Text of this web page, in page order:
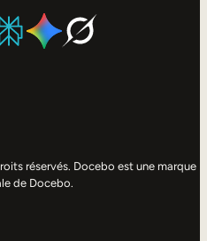
réservés. Docebo est une marque
de Docebo.